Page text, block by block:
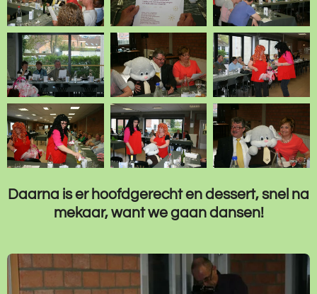
Daarna is er hoofdgerecht en dessert, snel na
mekaar, want we gaan dansen!